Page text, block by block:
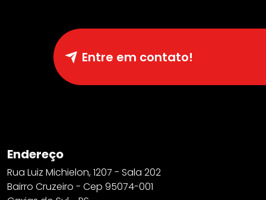
Endereço
Rua Luiz Michielon, 1207 - Sala 202
Bairro Cruzeiro - Cep 95074-001
Entre em contato!